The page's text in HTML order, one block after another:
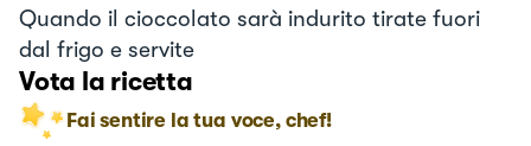
Quando il cioccolato sarà indurito tirate fuori
dal frigo e servite
Vota la ricetta
Fai sentire la tua voce, chef!